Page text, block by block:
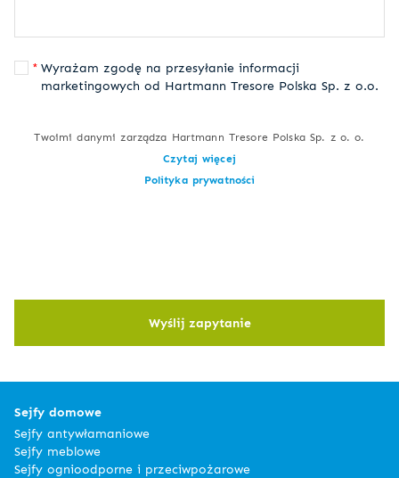
Wyrażam zgodę na przesyłanie informacji
marketingowych od Hartmann Tresore Polska Sp. z o.o.
Twoimi danymi zarządza Hartmann Tresore Polska Sp. z o. o.
Czytaj więcej
Polityka prywatności
Wyślij zapytanie
Sejfy domowe
Sejfy antywłamaniowe
Sejfy meblowe
Sejfy ognioodporne i przeciwpożarowe